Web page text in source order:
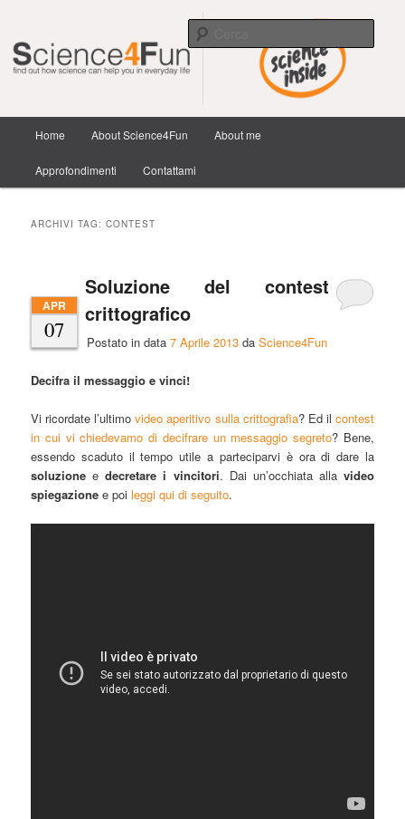
Science4Fun
principale
Vai
al
Vai
al
Home About Science4Fun About me
Approfondimenti Contattami
ARCHIVI TAG:CONTEST
Soluzione del contest
crittografico
APR
07 Postato in data7 Aprile 2013 daScience4Fun
Decifra il messaggio e vinci!
Vi ricordate l’ultimovideo aperitivo sulla crittografia? Ed il contest
in cui vi chiedevamo di decifrare un messaggio segreto? Bene,
essendo scaduto il tempo utile a parteciparvi è ora di dare la
soluzione edecretare i vincitori. Dai un’occhiata alla video
spiegazione e poileggi qui di seguito.